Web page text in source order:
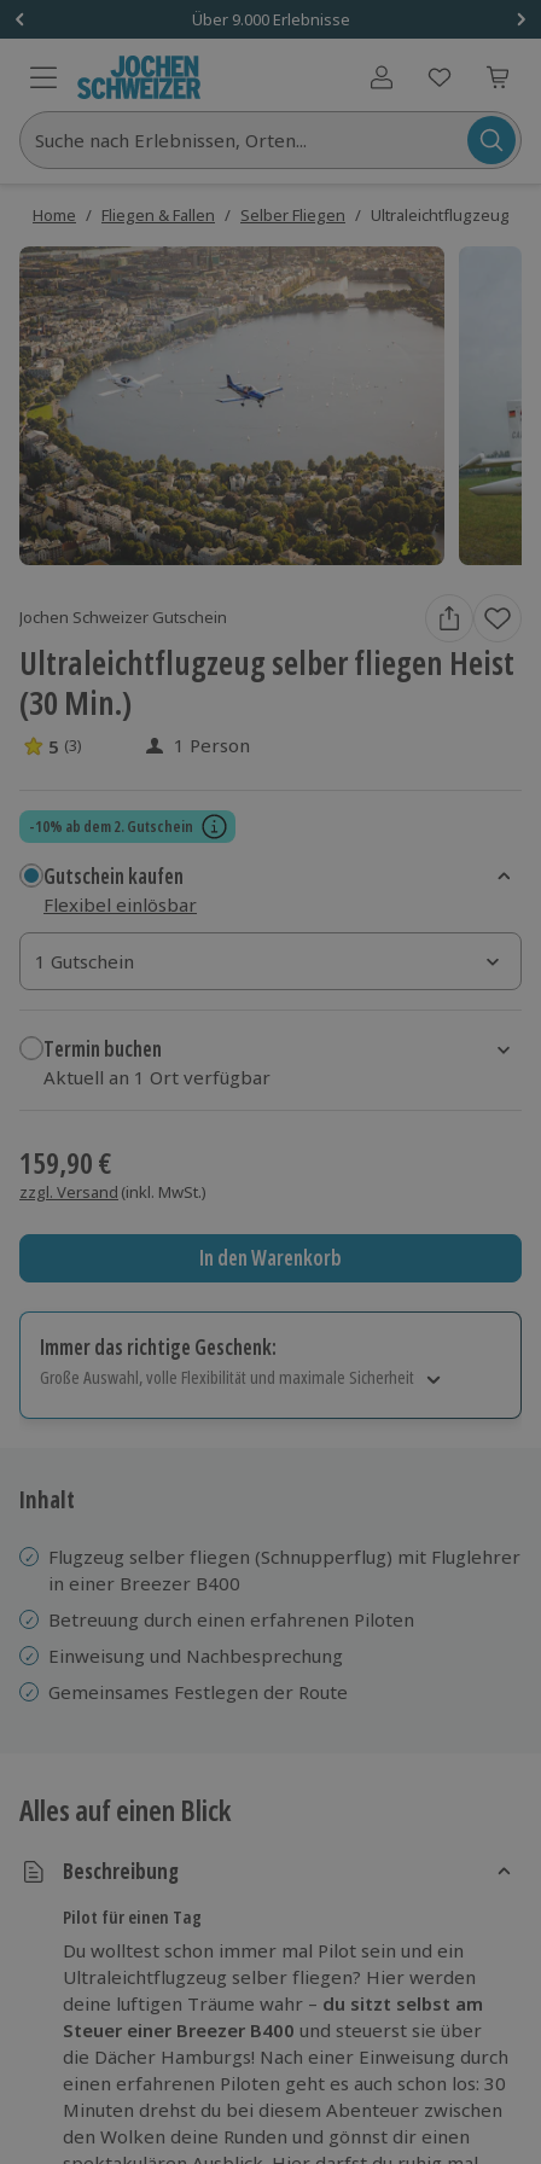
Über 9.000 Erlebnisse
Benutzerkonto
Suche nach Erlebnissen, Orten...
Home / Fliegen & Fallen / Selber Fliegen / Ultraleichtflugzeug
Jochen Schweizer Gutschein
Ultraleichtflugzeug selber fliegen Heist
(30 Min.)
5 Sterne von 5 aus 3 Bewertungen
5 (3) 1 Person
-10% ab dem 2. Gutschein
Gutschein kaufen
Flexibel einlösbar
1 Gutschein
1 Gutschein
1 Gutschein
Termin buchen
Aktuell an 1 Ort verfügbar
159,90 €
zzgl. Versand (inkl. MwSt.)
In den Warenkorb
Immer das richtige Geschenk:
Große Auswahl, volle Flexibilität und maximale Sicherheit
Jeder Gutschein für alle Erlebnisse einlösbar.
Inhalt
Flugzeug selber fliegen (Schnupperflug) mit Fluglehrer
in einer Breezer B400
Betreuung durch einen erfahrenen Piloten
Einweisung und Nachbesprechung
Gemeinsames Festlegen der Route
Alles auf einen Blick
Beschreibung
Pilot für einen Tag
Du wolltest schon immer mal Pilot sein und ein
Ultraleichtflugzeug selber fliegen? Hier werden
deine luftigen Träume wahr – du sitzt selbst am
Steuer einer Breezer B400 und steuerst sie über
die Dächer Hamburgs! Nach einer Einweisung durch
einen erfahrenen Piloten geht es auch schon los: 30
Minuten drehst du bei diesem Abenteuer zwischen
den Wolken deine Runden und gönnst dir einen